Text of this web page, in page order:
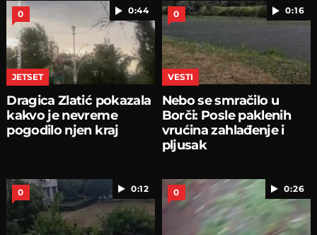
0:44
0
JETSET
Dragica Zlatić pokazala
kakvo je nevreme
pogodilo njen kraj
0:16
0
VESTI
Nebo se smračilo u
Borči: Posle paklenih
vrućina zahlađenje i
pljusak
0:12
0 0:26
0